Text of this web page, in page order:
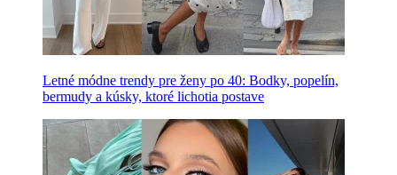
Letné módne trendy pre ženy po 40: Bodky, popelín,
bermudy a kúsky, ktoré lichotia postave